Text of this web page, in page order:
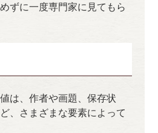
ずに一度専門家に見てもら
は、作者や画題、保存状
、さまざまな要素によって